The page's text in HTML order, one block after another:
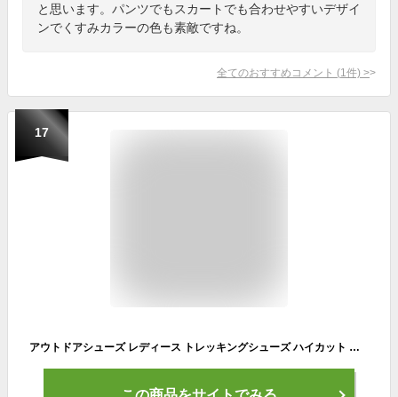
と思います。パンツでもスカートでも合わせやすいデザイ
ンでくすみカラーの色も素敵ですね。
全てのおすすめコメント (1 件) >
17
アウトドアシューズ レディース トレッキングシューズ ハイカット 防滑 メンズ ハイキングシューズ 防水 トレッキングシューズ 耐磨耗 衝